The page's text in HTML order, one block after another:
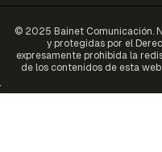
© 2025 Bainet Comunicación.
y protegidas por el
expresamente prohibida la
de los contenidos de esta